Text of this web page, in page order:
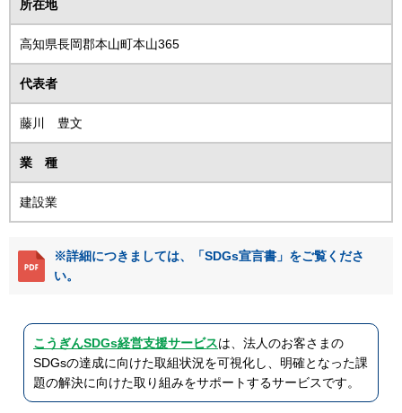
所在地
高知県長岡郡本山町本山365
代表者
藤川 豊文
業 種
建設業
※詳細につきましては、「SDGs宣言書」をご覧くださ
い。
こうぎんSDGs経営支援サービスは、法人のお客さまの
SDGsの達成に向けた取組状況を可視化し、明確となった課
題の解決に向けた取り組みをサポートするサービスです。